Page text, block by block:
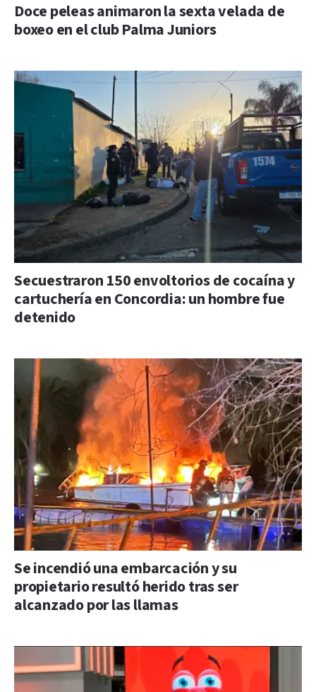
Doce peleas animaron la sexta velada de
boxeo en el club Palma Juniors
Secuestraron 150 envoltorios de cocaína y
cartuchería en Concordia: un hombre fue
detenido
Se incendió una embarcación y su
propietario resultó herido tras ser
alcanzado por las llamas